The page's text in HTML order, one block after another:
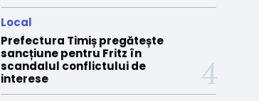
Local
Prefectura Timiș pregătește
sancțiune pentru Fritz în
scandalul conflictului de
interese